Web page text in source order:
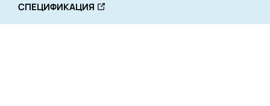
СПЕЦИФИКАЦИЯ